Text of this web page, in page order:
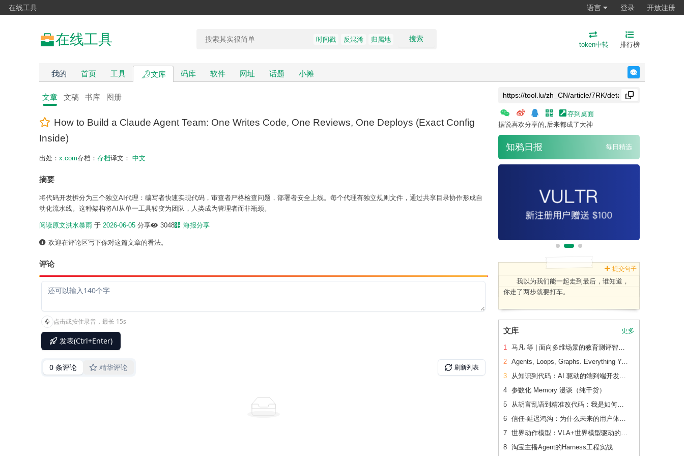
在线工具 语言 登录 开放注册
在线工具 搜索
时间戳 反混淆 归属地
token中转 排行榜
我的 首页 工具 文库 码库 软件 网址 话题 小摊
文章 文稿 书库 图册
How to Build a Claude Agent Team: One Writes Code, One Reviews, One Deploys (Exact Config
Inside)
出处： x.com存档： 存档译文： 中文
摘要
将代码开发拆分为三个独立AI代理：编写者快速实现代码，审查者严格检查问题，部署者安全上线。每个代理有独立规则文件，通过共享目录协作形成自
动化流水线。这种架构将AI从单一工具转变为团队，人类成为管理者而非瓶颈。
阅读原文洪水暴雨 于 2026-06-05 分享 3048 海报分享
欢迎在评论区写下你对这篇文章的看法。
评论
存到桌面
据说喜欢分享的,后来都成了大神
知鸦日报 每日精选
提交句子
我以为我们能一起走到最后，谁知道，
你走了两步就要打车。
文库 更多
1
马凡 等 | 面向多维场景的教育测评智能体：开发应用与效果验证
2
Agents, Loops, Graphs. Everything You Need to Know in One Place.
3
从知识到代码：AI 驱动的端到端开发流水线（下篇）
4 参数化 Memory 漫谈（纯干货）
5
从胡言乱语到精准改代码：我是如何让 AI 读懂老项目的
6
信任-延迟鸿沟：为什么未来的用户体验会刻意变慢
7
世界动作模型：VLA+世界模型驱动的Physical AI 后训练范式跃迁
8 淘宝主播Agent的Harness工程实战